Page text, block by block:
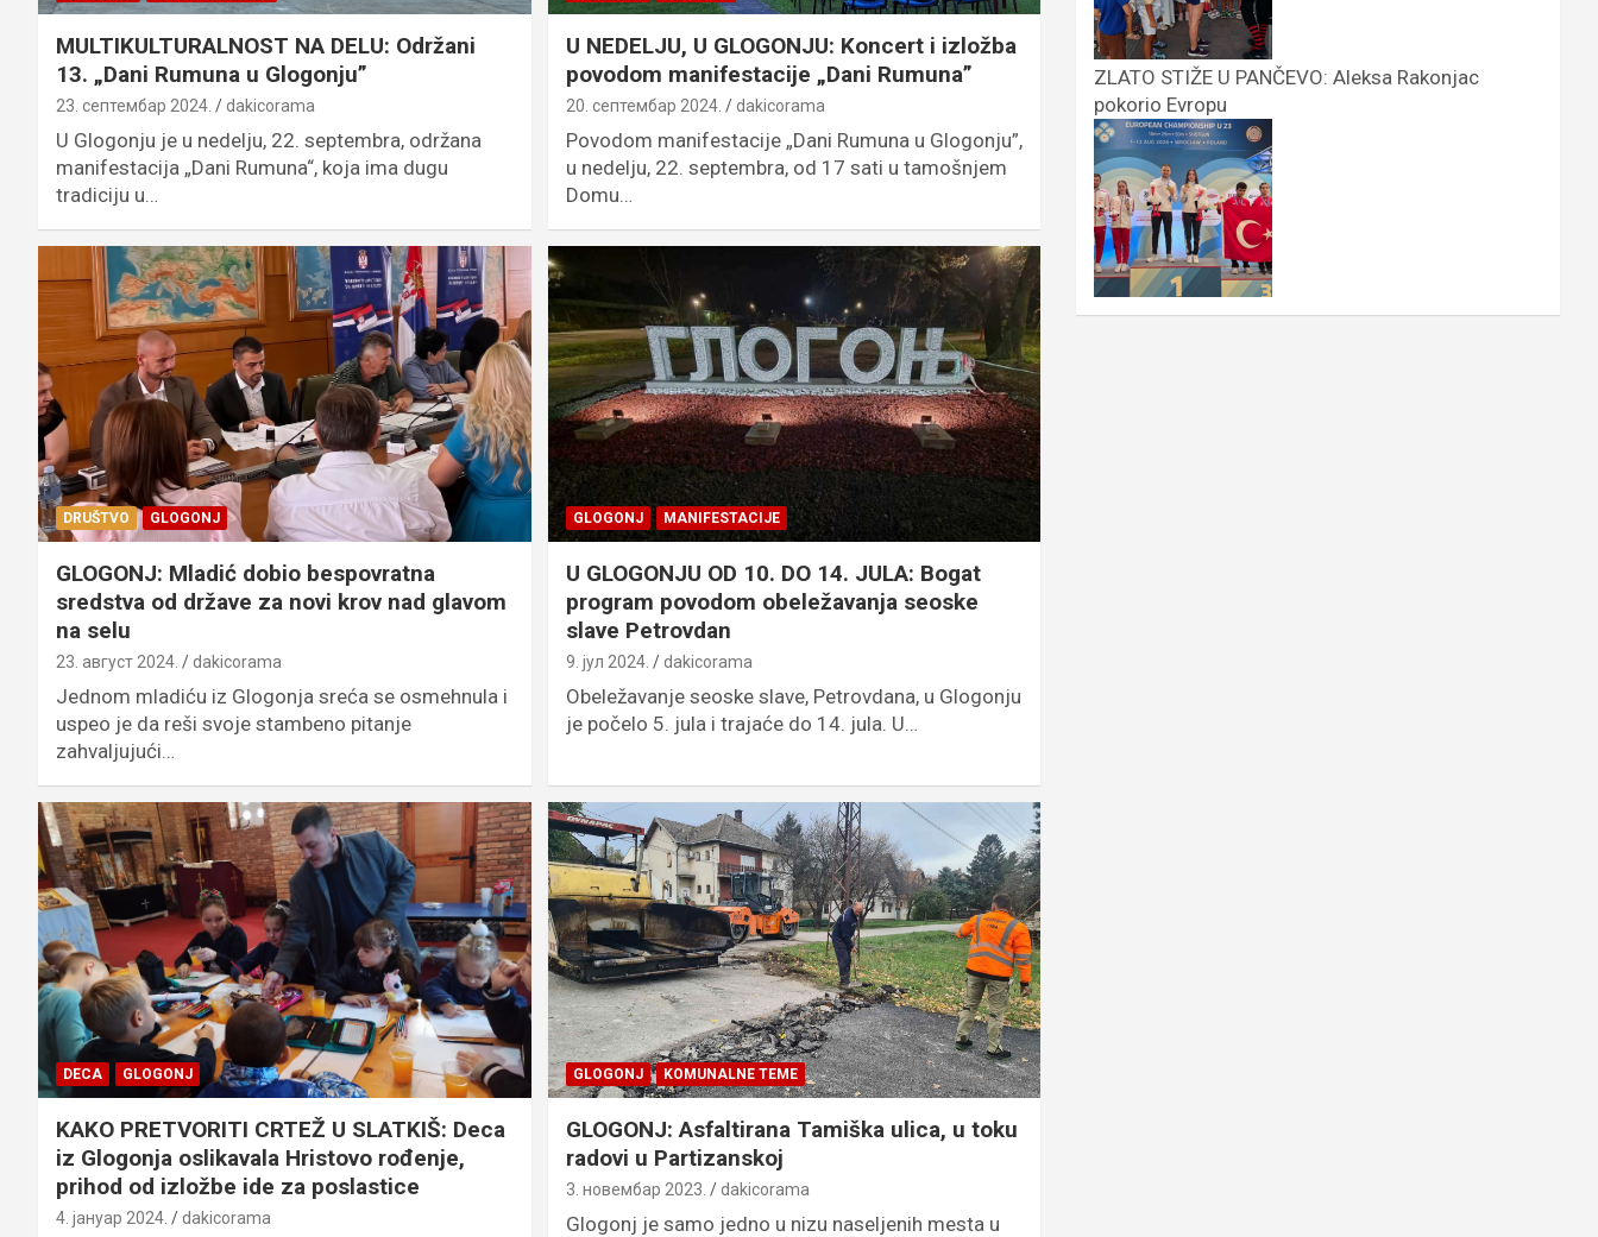
MULTIKULTURALNOST NA DELU: Održani
13. „Dani Rumuna u Glogonju”
23. септембар 2024. dakicorama
U Glogonju je u nedelju, 22. septembra, održana
manifestacija „Dani Rumuna“, koja ima dugu
tradiciju u…
U NEDELJU, U GLOGONJU: Koncert i izložba
povodom manifestacije „Dani Rumuna”
20. септембар 2024. dakicorama
Povodom manifestacije „Dani Rumuna u Glogonju”,
u nedelju, 22. septembra, od 17 sati u tamošnjem
Domu…
DRUŠTVO GLOGONJ
GLOGONJ: Mladić dobio bespovratna
sredstva od države za novi krov nad glavom
na selu
23. август 2024. dakicorama
Jednom mladiću iz Glogonja sreća se osmehnula i
uspeo je da reši svoje stambeno pitanje
zahvaljujući…
GLOGONJ MANIFESTACIJE
U GLOGONJU OD 10. DO 14. JULA: Bogat
program povodom obeležavanja seoske
slave Petrovdan
9. јул 2024. dakicorama
Obeležavanje seoske slave, Petrovdana, u Glogonju
je počelo 5. jula i trajaće do 14. jula. U…
DECA GLOGONJ
KAKO PRETVORITI CRTEŽ U SLATKIŠ: Deca
iz Glogonja oslikavala Hristovo rođenje,
prihod od izložbe ide za poslastice
4. јануар 2024. dakicorama
GLOGONJ KOMUNALNE TEME
GLOGONJ: Asfaltirana Tamiška ulica, u toku
radovi u Partizanskoj
3. новембар 2023. dakicorama
Glogonj je samo jedno u nizu naseljenih mesta u
ZLATO STIŽE U PANČEVO: Aleksa Rakonjac
pokorio Evropu